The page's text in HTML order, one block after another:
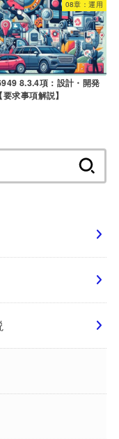
08章：運用
8.3.4項：設計・開発
求事項解説】